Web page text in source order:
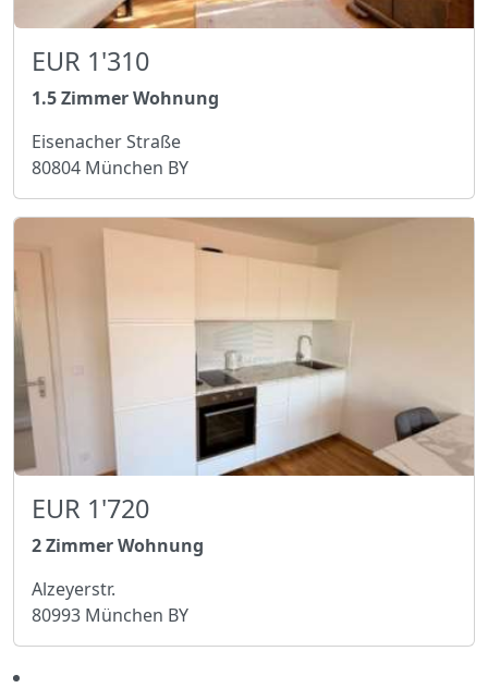
EUR 1'310
1.5 Zimmer Wohnung
Eisenacher Straße
80804 München BY
EUR 1'720
2 Zimmer Wohnung
Alzeyerstr.
80993 München BY